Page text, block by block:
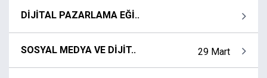
DİJİTAL PAZARLAMA EĞİ..
SOSYAL MEDYA VE DİJİT.. 29 Mart